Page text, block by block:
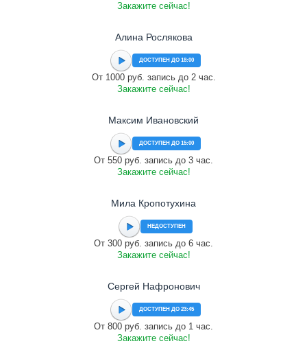
Закажите сейчас!
Алина Рослякова
ДОСТУПЕН ДО 18:00
От 1000 руб. запись до 2 час.
Закажите сейчас!
Максим Ивановский
ДОСТУПЕН ДО 15:00
От 550 руб. запись до 3 час.
Закажите сейчас!
Мила Кропотухина
НЕДОСТУПЕН
От 300 руб. запись до 6 час.
Закажите сейчас!
Сергей Нафронович
ДОСТУПЕН ДО 23:45
От 800 руб. запись до 1 час.
Закажите сейчас!